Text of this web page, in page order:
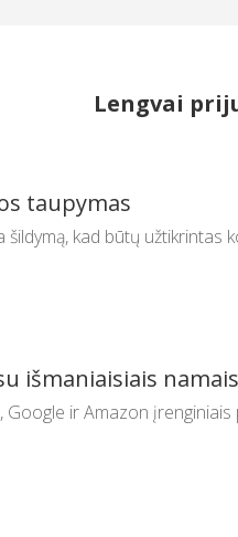
Lengvai
taupymas
šildymą, kad būtų užtikrintas
išmaniaisiais namais
Google ir Amazon